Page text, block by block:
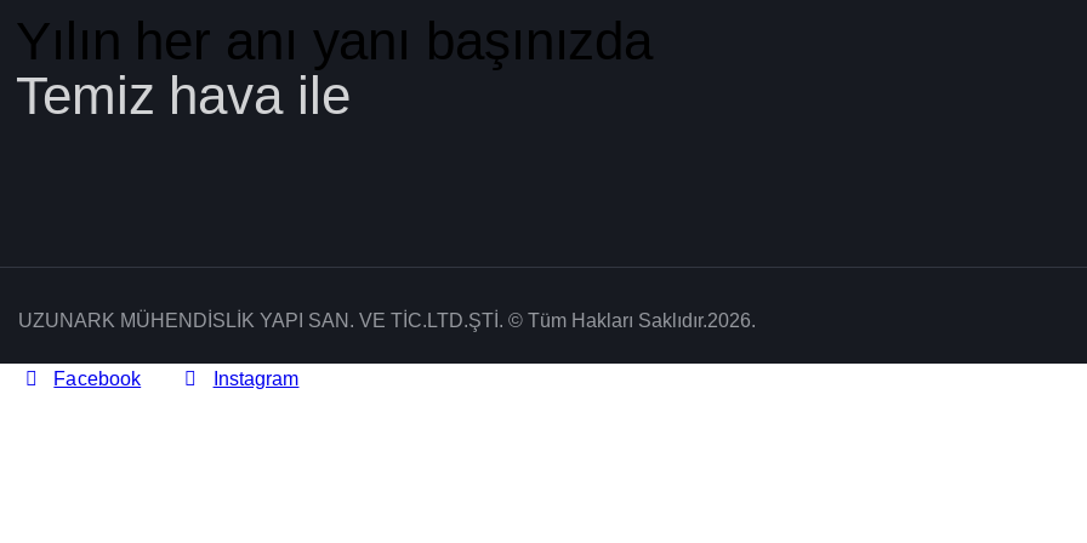
​Yılın her anı yanı başınızda
Temiz hava ile
UZUNARK MÜHENDİSLİK YAPI SAN. VE TİC.LTD.ŞTİ. © Tüm Hakları Saklıdır.2026.
Facebook Instagram